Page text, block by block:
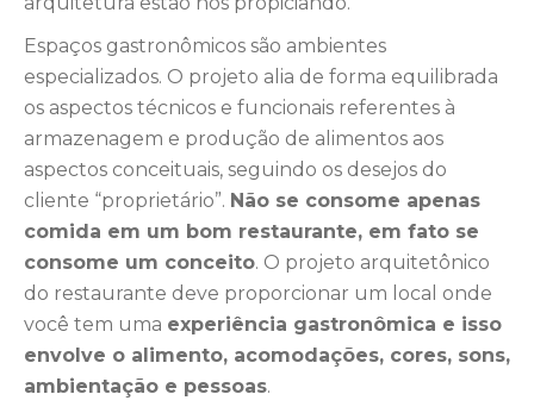
Espaços gastronômicos são ambientes
especializados. O projeto alia de forma equilibrada
os aspectos técnicos e funcionais referentes à
armazenagem e produção de alimentos aos
aspectos conceituais, seguindo os desejos do
cliente “proprietário”. Não se consome apenas
comida em um bom restaurante, em fato se
consome um conceito. O projeto arquitetônico
do restaurante deve proporcionar um local onde
você tem uma experiência gastronômica e isso
envolve o alimento, acomodações, cores, sons,
ambientação e pessoas.